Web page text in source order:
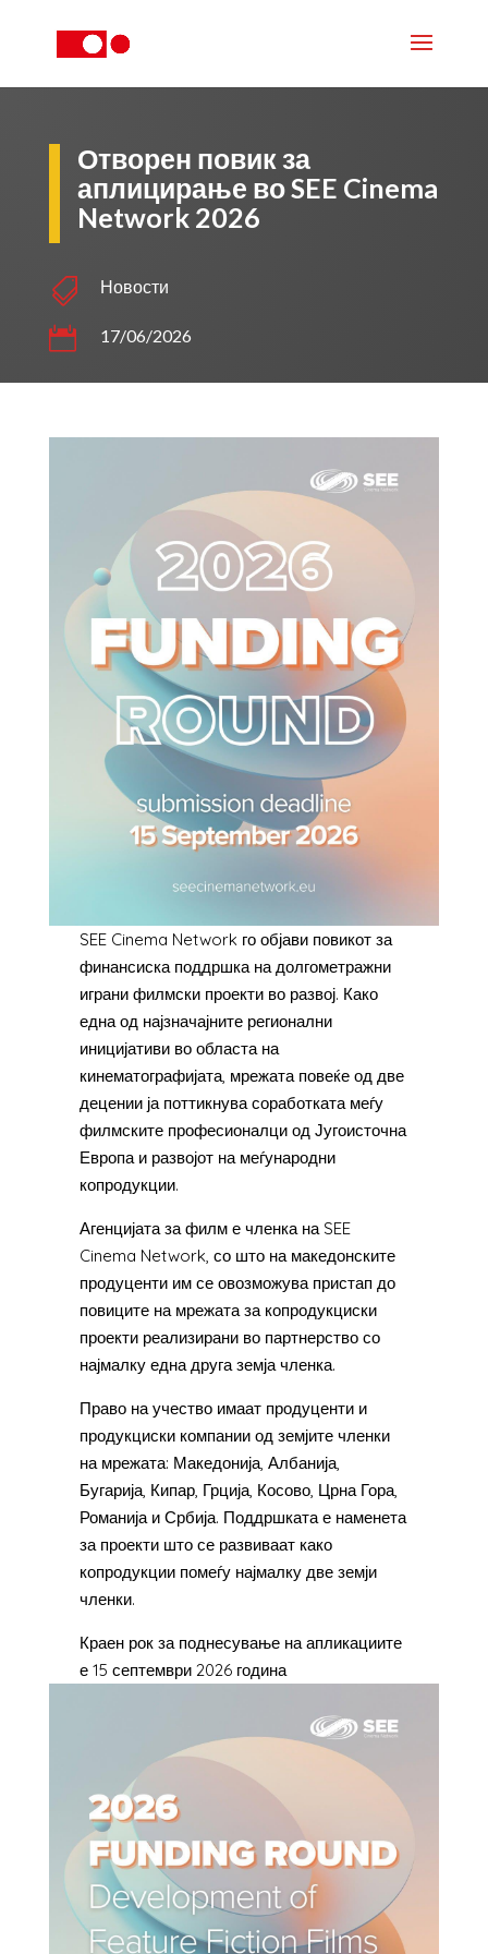
Отворен повик за
аплицирање во SEE Cinema
Network 2026
 Новости
 17/06/2026
SEE Cinema Network го објави повикот за
финансиска поддршка на долгометражни
играни филмски проекти во развој. Како
една од најзначајните регионални
иницијативи во областа на
кинематографијата, мрежата повеќе од две
децении ја поттикнува соработката меѓу
филмските професионалци од Југоисточна
Европа и развојот на меѓународни
копродукции.
Агенцијата за филм е членка на SEE
Cinema Network, со што на македонските
продуценти им се овозможува пристап до
повиците на мрежата за копродукциски
проекти реализирани во партнерство со
најмалку една друга земја членка.
Право на учество имаат продуценти и
продукциски компании од земјите членки
на мрежата: Македонија, Албанија,
Бугарија, Кипар, Грција, Косово, Црна Гора,
Романија и Србија. Поддршката е наменета
за проекти што се развиваат како
копродукции помеѓу најмалку две земји
членки.
Краен рок за поднесување на апликациите
е 15 септември 2026 година